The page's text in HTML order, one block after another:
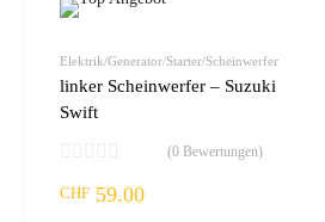
Elektrik/Generator/Starter/Scheinwerfer
linker Scheinwerfer – Suzuki
Swift
(0 Bewertungen)
CHF 59.00